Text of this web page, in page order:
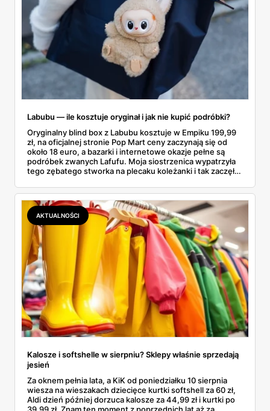
Labubu — ile kosztuje oryginał i jak nie kupić podróbki?
Oryginalny blind box z Labubu kosztuje w Empiku 199,99
zł, na oficjalnej stronie Pop Mart ceny zaczynają się od
około 18 euro, a bazarki i internetowe okazje pełne są
podróbek zwanych Lafufu. Moja siostrzenica wypatrzyła
tego zębatego stworka na plecaku koleżanki i tak zaczęło
kosztuje i po czym poznać, że sprzedawca nie wciska nam
podróbki. Spisałam wszystko, czego się dowiedziałam —
łącznie z jedną wpadką, o której za chwilę.
AKTUALNOŚCI
Kalosze i softshelle w sierpniu? Sklepy właśnie sprzedają
jesień
Za oknem pełnia lata, a KiK od poniedziałku 10 sierpnia
wiesza na wieszakach dziecięce kurtki softshell za 60 zł,
Aldi dzień później dorzuca kalosze za 44,99 zł i kurtki po
39,99 zł. Znam ten moment z poprzednich lat aż za